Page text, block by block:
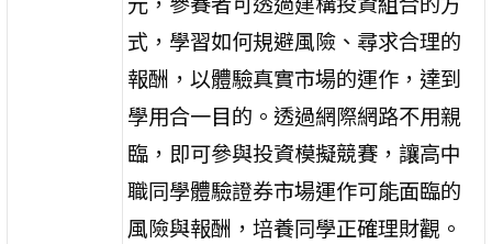
式，學習如何規避風險、尋求合理的
報酬，以體驗真實市場的運作，達到
學用合一目的。透過網際網路不用親
臨，即可參與投資模擬競賽，讓高中
職同學體驗證券市場運作可能面臨的
風險與報酬，培養同學正確理財觀。